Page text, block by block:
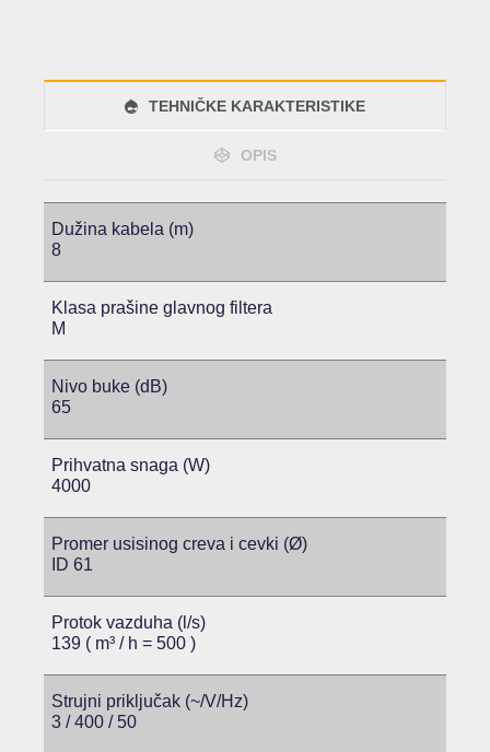
TEHNIČKE KARAKTERISTIKE
OPIS
Dužina kabela (m)
8
Klasa prašine glavnog filtera
M
Nivo buke (dB)
65
Prihvatna snaga (W)
4000
Promer usisinog creva i cevki (Ø)
ID 61
Protok vazduha (l/s)
139 ( m³ / h = 500 )
Strujni priključak (~/V/Hz)
3 / 400 / 50